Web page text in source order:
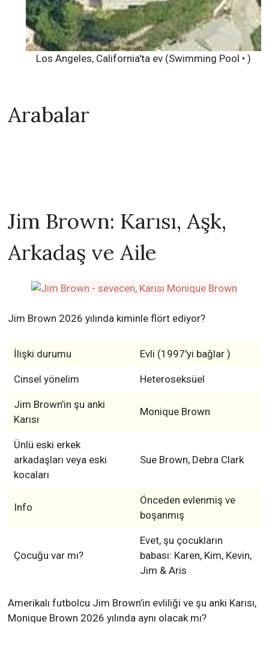
Los Angeles, California'ta ev (Swimming Pool • )
Arabalar
Jim Brown: Karısı, Aşk,
Arkadaş ve Aile
Jim Brown 2026 yılında kiminle flört ediyor?
İlişki durumu Evli (1997'yi bağlar )
Cinsel yönelim Heteroseksüel
Jim Brown’in şu anki
Karısı
Monique Brown
Ünlü eski erkek
arkadaşları veya eski
kocaları
Sue Brown, Debra Clark
Info
Önceden evlenmiş ve
boşanmış
Çocuğu var mı?
Evet, şu çocukların
babası: Karen, Kim, Kevin,
Jim & Aris
Amerikalı futbolcu Jim Brown’in evliliği ve şu anki Karısı,
Monique Brown 2026 yılında aynı olacak mı?